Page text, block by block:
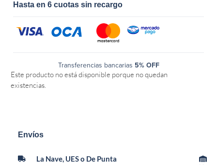
Hasta en 6 cuotas sin recargo
Transferencias bancarias 5% OFF
Este producto no está disponible porque no quedan
existencias.
Envíos
La Nave, UES o De Punta